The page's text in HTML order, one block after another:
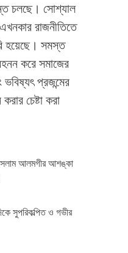
চলছে। সোশ্যাল
রাজনীতিতে
হয়েছে। সমস্ত
করে সমাজের
ভবিষ্যৎ প্রজন্মের
চেষ্টা করা
আলমগীর আশঙ্কা
সুপরিকল্পিত ও গভীর